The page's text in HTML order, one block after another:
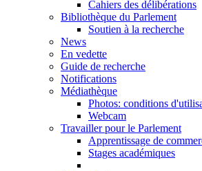
Cahiers des délibérations
Bibliothèque du Parlement
Soutien à la recherche
News
En vedette
Guide de recherche
Notifications
Médiathèque
Photos: conditions
Webcam
Travailler pour le Parlement
Apprentissage de
Stages académiques